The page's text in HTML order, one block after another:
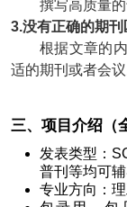
撰写高质量
3.没有正确的期刊
根据文章的
适的期刊或者会议
三、项目介绍（
发表类型：
普刊等均可
专业方向：